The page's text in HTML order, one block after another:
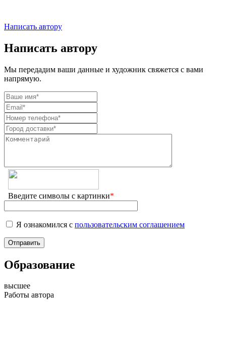
Написать автору
Написать автору
Мы передадим ваши данные и художник свяжется с вами
напрямую.
Введите символы с картинки*
Я ознакомился с пользовательским соглашением
Образование
высшее
Работы автора